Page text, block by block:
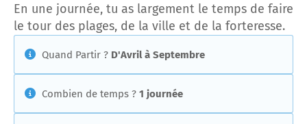
En une journée, tu as largement le temps de faire
le tour des plages, de la ville et de la forteresse.
Quand Partir ? D'Avril à Septembre
Combien de temps ? 1 journée